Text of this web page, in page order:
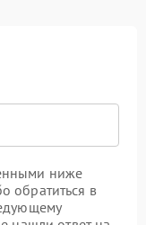
ниже
обратиться в